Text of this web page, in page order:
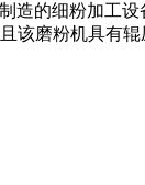
造的细粉加工
该磨粉机具有